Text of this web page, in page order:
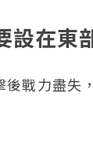
設在東
戰力盡失